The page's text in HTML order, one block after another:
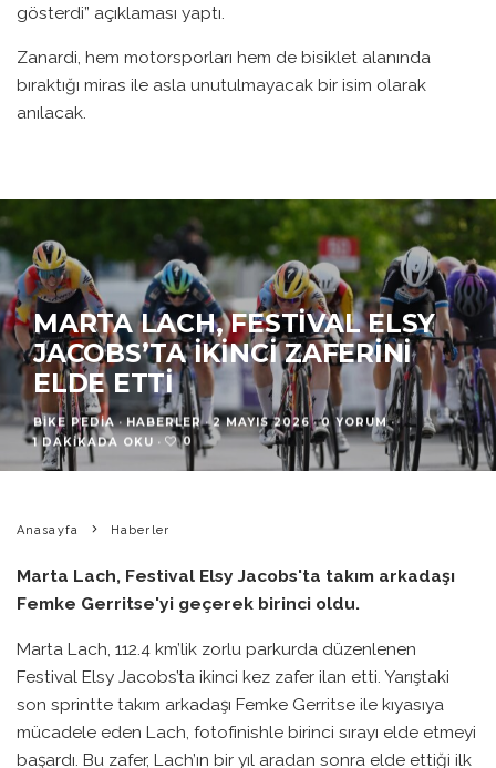
gösterdi” açıklaması yaptı.
Zanardi, hem motorsporları hem de bisiklet alanında
bıraktığı miras ile asla unutulmayacak bir isim olarak
anılacak.
MARTA LACH, FESTIVAL ELSY
JACOBS’TA İKINCI ZAFERINI
ELDE ETTI
BIKE PEDIA · HABERLER · 2 MAYIS 2026 · 0 YORUM ·
1 DAKIKADA OKU · 0
Anasayfa Haberler
Marta Lach, Festival Elsy Jacobs'ta takım arkadaşı
Femke Gerritse'yi geçerek birinci oldu.
Marta Lach, 112.4 km’lik zorlu parkurda düzenlenen
Festival Elsy Jacobs’ta ikinci kez zafer ilan etti. Yarıştaki
son sprintte takım arkadaşı Femke Gerritse ile kıyasıya
mücadele eden Lach, fotofinishle birinci sırayı elde etmeyi
başardı. Bu zafer, Lach’ın bir yıl aradan sonra elde ettiği ilk